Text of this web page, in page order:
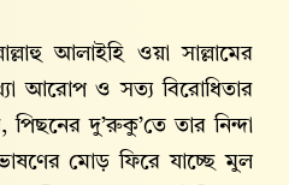
আলাইহি ওয়া সাল্লামের
আরোপ ও সত্য বিরোধিতার
দু’রুকু’তে তার নিন্দা
মোড় ফিরে যাচ্ছে মুল